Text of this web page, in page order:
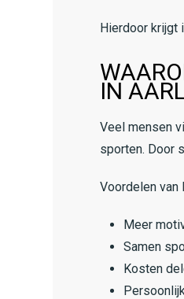
Hierdoor krijgt
IN
Veel mensen
sporten. Door
Voordelen van
Meer
Samen
Kosten